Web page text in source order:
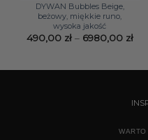
DYWAN Bubbles Beige,
beżowy, miękkie runo,
wysoka jakość
490,00 zł – 6980,00 zł
do